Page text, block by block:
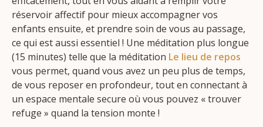
réservoir affectif pour mieux accompagner vos
enfants ensuite, et prendre soin de vous au passage,
ce qui est aussi essentiel ! Une méditation plus longue
(15 minutes) telle que la méditation Le lieu de repos
vous permet, quand vous avez un peu plus de temps,
de vous reposer en profondeur, tout en connectant à
un espace mentale secure où vous pouvez « trouver
refuge » quand la tension monte !